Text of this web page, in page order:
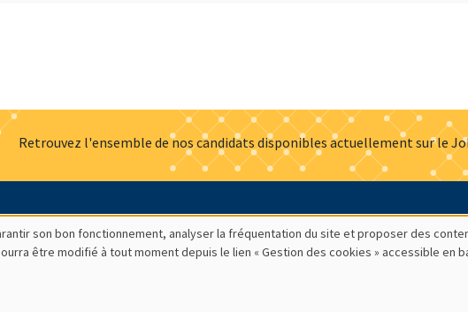
Retrouvez l'ensemble de nos candidats disponibles actuellement sur le
à Actualités Offres d'emploi Presse Mentions légales
son bon fonctionnement, analyser la fréquentation du site et proposer des
être modifié à tout moment depuis le lien « Gestion des cookies » accessible en